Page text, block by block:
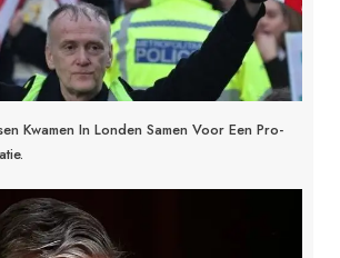
Kwamen In Londen Samen Voor Een Pro-